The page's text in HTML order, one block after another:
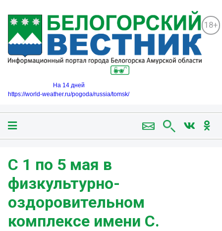
18+
На 14 дней
https://world-weather.ru/pogoda/russia/tomsk/
С 1 по 5 мая в
физкультурно-
оздоровительном
комплексе имени С.